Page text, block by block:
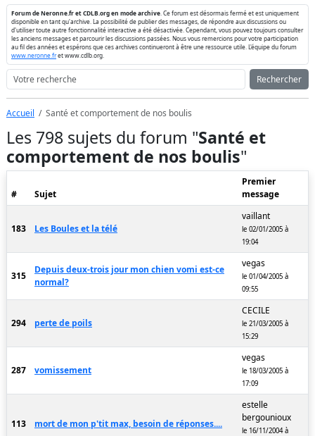
Forum de Neronne.fr et CDLB.org en mode archive . Ce forum est désormais fermé et est uniquement
disponible en tant qu'archive. La possibilité de publier des messages, de répondre aux discussions ou
d'utiliser toute autre fonctionnalité interactive a été désactivée. Cependant, vous pouvez toujours consulter
les anciens messages et parcourir les discussions passées. Nous vous remercions pour votre participation
au fil des années et espérons que ces archives continueront à être une ressource utile. L'équipe du forum
www.neronne.fret www.cdlb.org.
Rechercher
Accueil Santé et comportement de nos boulis
Les 798 sujets du forum "Santé et
comportement de nos boulis"
# Sujet
Premier
message
183 Les Boules et la télé
vaillant
le 02/01/2005 à
19:04
315
Depuis deux-trois jour mon chien vomi est-ce
normal?
vegas
le 01/04/2005 à
09:55
294 perte de poils
CECILE
le 21/03/2005 à
15:29
287 vomissement
vegas
le 18/03/2005 à
17:09
113 mort de mon p'tit max, besoin de réponses....
estelle
bergounioux
le 16/11/2004 à